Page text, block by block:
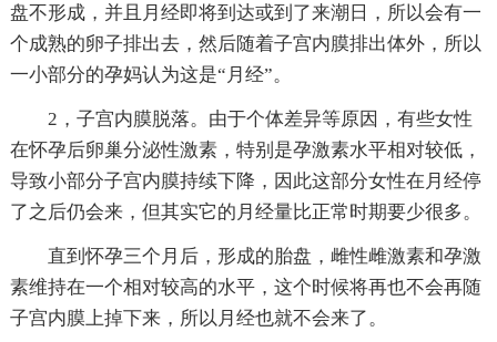
盘不形成，并且月经即将到达或到了来潮日，所以会有一
个成熟的卵子排出去，然后随着子宫内膜排出体外，所以
一小部分的孕妈认为这是“月经”。
2，子宫内膜脱落。由于个体差异等原因，有些女性
在怀孕后卵巢分泌性激素，特别是孕激素水平相对较低，
导致小部分子宫内膜持续下降，因此这部分女性在月经停
了之后仍会来，但其实它的月经量比正常时期要少很多。
直到怀孕三个月后，形成的胎盘，雌性雌激素和孕激
素维持在一个相对较高的水平，这个时候将再也不会再随
子宫内膜上掉下来，所以月经也就不会来了。